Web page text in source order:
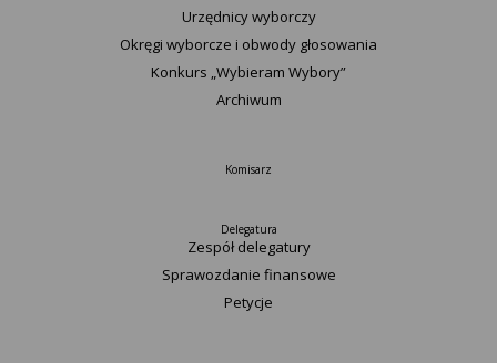
Urzędnicy wyborczy
Okręgi wyborcze i obwody głosowania
Konkurs „Wybieram Wybory”
Archiwum
Komisarz
Delegatura
Zespół delegatury
Sprawozdanie finansowe
Petycje